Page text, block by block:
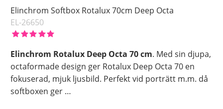
Elinchrom Softbox Rotalux 70cm Deep Octa
EL-26650
Elinchrom Rotalux Deep Octa 70 cm. Med sin djupa,
octaformade design ger Rotalux Deep Octa 70 en
fokuserad, mjuk ljusbild. Perfekt vid porträtt m.m. då
softboxen ger …